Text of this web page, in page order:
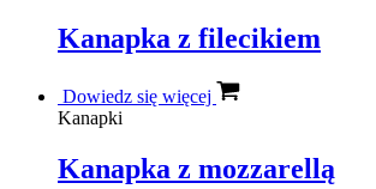
Kanapka z filecikiem
Dowiedz się więcej
Kanapki
Kanapka z mozzarellą